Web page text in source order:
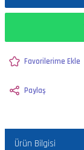
Paylaş
Ürün Bilgisi